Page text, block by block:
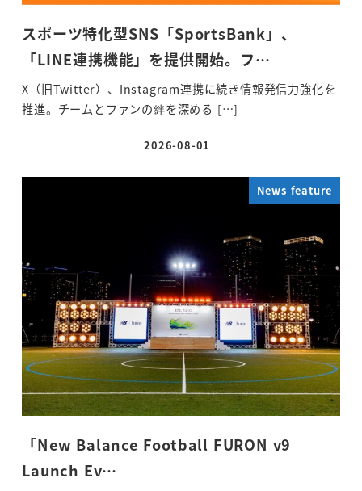
スポーツ特化型SNS「SportsBank」、
「LINE連携機能」を提供開始。フ…
X（旧Twitter）、Instagram連携に続き情報発信力強化を
推進。チームとファンの絆を深める […]
投稿日
2026-08-01
News feature
「New Balance Football FURON v9
Launch Ev…